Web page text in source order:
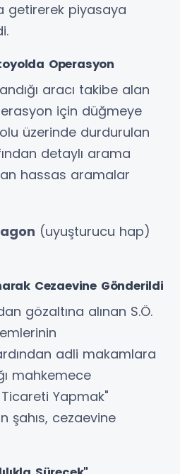
getirerek piyasaya
Operasyon
aracı takibe alan
için düğmeye
üzerinde durdurulan
detaylı arama
hassas aramalar
(uyuşturucu hap)
Cezaevine Gönderildi
gözaltına alınan S.Ö.
adli makamlara
mahkemece
Yapmak"
şahıs, cezaevine